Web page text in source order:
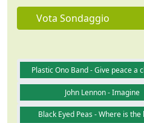
Vota Sondaggio
Plastic Ono Band - Give peace a
John Lennon - Imagine
Black Eyed Peas - Where is the